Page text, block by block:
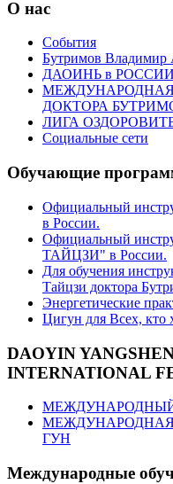
О нас
События
Бутримов Владимир
ДАОИНЬ в РОССИИ
ДОКТОРА
ЛИГА
Социальные сети
Обучающие
Официальный
в России.
Официальный
ТАЙЦЗИ" в России.
Для обучения
Тайцзи доктора
Энергетические
Цигун для Всех, кто
DAOYIN
INTERNATIONAL
ГУН
Международные